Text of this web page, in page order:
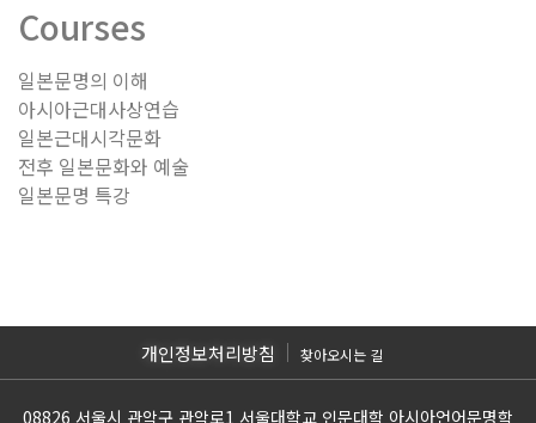
Courses
일본문명의 이해
아시아근대사상연습
일본근대시각문화
전후 일본문화와 예술
일본문명 특강
개인정보처리방침 찾아오시는 길
08826 서울시 관악구 관악로1 서울대학교 인문대학 아시아언어문명학